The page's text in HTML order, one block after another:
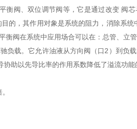
衡阀、双位调节阀等，它是通过改变 阀
的，其作用对象是系统的阻力，消除系
阀在系统中应用场合可以在：总管、立
负载。它允许油液从方向阀（口2）到负
助以先导比率的作用系数降低了溢流功